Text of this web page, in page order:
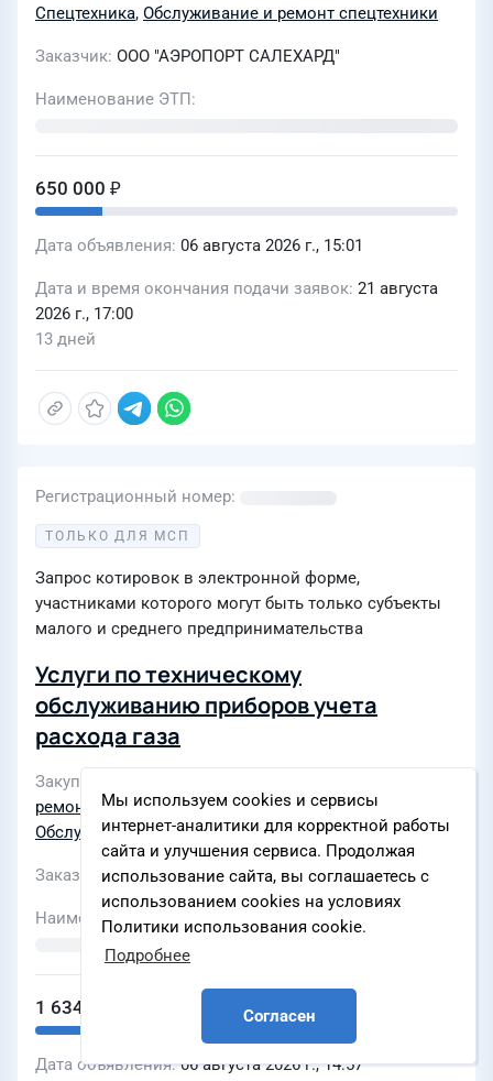
Мы используем cookies и сервисы
интернет-аналитики для корректной работы
сайта и улучшения сервиса. Продолжая
использование сайта, вы соглашаетесь с
использованием cookies на условиях
Политики использования cookie.
Подробнее
Согласен
Спецтехника, Обслуживание и ремонт спецтехники
Заказчик ООО "АЭРОПОРТ САЛЕХАРД"
Наименование ЭТП
650 000 ₽
Дата объявления 06 августа 2026 г., 15:01
Дата и время окончания подачи заявок 21 августа
2026 г., 17:00
13 дней
Регистрационный номер
ТОЛЬКО ДЛЯ МСП
Запрос котировок в электронной форме,
участниками которого могут быть только субъекты
малого и среднего предпринимательства
Услуги по техническому
обслуживанию приборов учета
расхода газа
Закупки по разделам
ремонт
Расходомеры. Датчики расхода,
Обслуживание и ремонт КИП и А
Заказчик МУП "ТЕПЛОВЫЕ СЕТИ Г. БАЛТИЙСКА"
Наименование ЭТП
1 634 495 ₽
Дата объявления 06 августа 2026 г., 14:57